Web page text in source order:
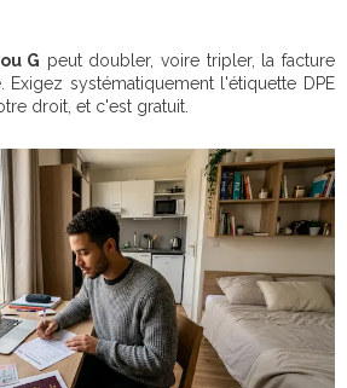
G peut doubler, voire tripler, la facture
Exigez systématiquement l'étiquette DPE
droit, et c'est gratuit.